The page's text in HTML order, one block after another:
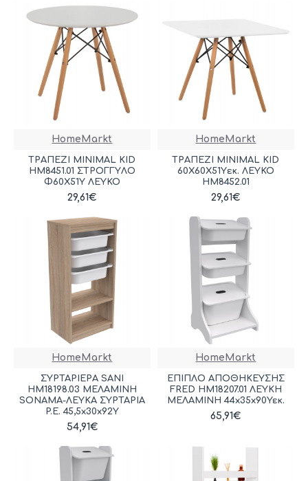
HomeMarkt
ΤΡΑΠΕΖΙ MINIMAL KID
HM8451.01 ΣΤΡΟΓΓYΛΟ
Φ60X51Υ ΛΕΥΚΟ
29,61€
HomeMarkt
ΤΡΑΠΕΖΙ MINIMAL KID
60X60X51Yεκ. ΛΕΥΚΟ
HM8452.01
29,61€
HomeMarkt
ΣΥΡΤΑΡΙΕΡΑ SANI
HM18198.03 ΜΕΛΑΜΙΝΗ
SONAMA-ΛΕΥΚΑ ΣΥΡΤΑΡΙΑ
P.E. 45,5x30x92Υ
54,91€
HomeMarkt
ΕΠΙΠΛΟ ΑΠΟΘΗΚΕΥΣΗΣ
FRED HM18207.01 ΛΕΥΚΗ
ΜΕΛΑΜΙΝΗ 44x35x90Υεκ.
65,91€